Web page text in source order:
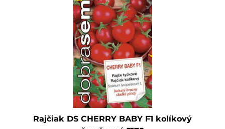
Rajčiak DS CHERRY BABY F1 kolíkový